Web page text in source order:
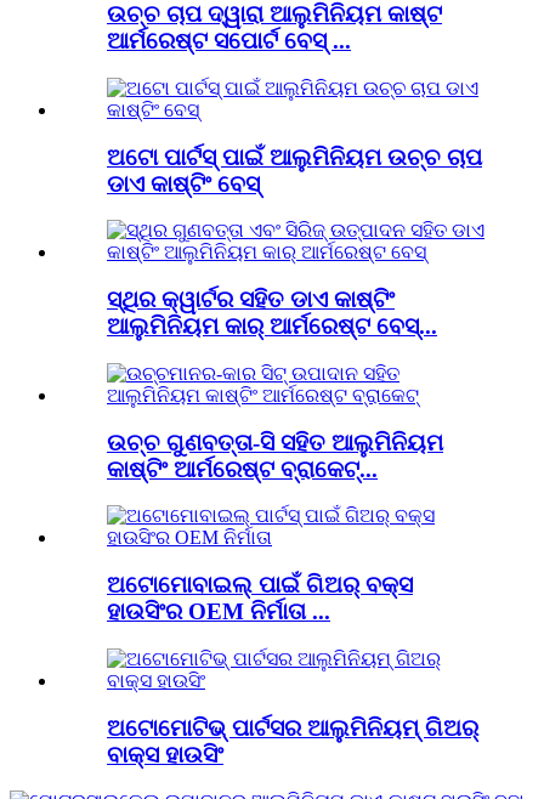
ଉଚ୍ଚ ଚାପ ଦ୍ୱାରା ଆଲୁମିନିୟମ କାଷ୍ଟ
ଆର୍ମରେଷ୍ଟ ସପୋର୍ଟ ବେସ୍ ...
ଅଟୋ ପାର୍ଟସ୍ ପାଇଁ ଆଲୁମିନିୟମ ଉଚ୍ଚ ଚାପ
ଡାଏ କାଷ୍ଟିଂ ବେସ୍
ସ୍ଥିର କ୍ୱାର୍ଟର ସହିତ ଡାଏ କାଷ୍ଟିଂ
ଆଲୁମିନିୟମ କାର୍ ଆର୍ମରେଷ୍ଟ ବେସ୍...
ଉଚ୍ଚ ଗୁଣବତ୍ତା-ସି ସହିତ ଆଲୁମିନିୟମ
କାଷ୍ଟିଂ ଆର୍ମରେଷ୍ଟ ବ୍ରାକେଟ୍...
ଅଟୋମୋବାଇଲ୍ ପାଇଁ ଗିଅର୍ ବକ୍ସ
ହାଉସିଂର OEM ନିର୍ମାତା ...
ଅଟୋମୋଟିଭ୍ ପାର୍ଟସର ଆଲୁମିନିୟମ୍ ଗିଅର୍
ବାକ୍ସ ହାଉସିଂ